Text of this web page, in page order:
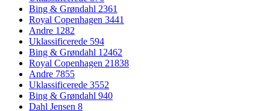
Bing & Grøndahl 2361
Royal Copenhagen 3441
Andre 1282
Uklassificerede 594
Bing & Grøndahl 12462
Royal Copenhagen 21838
Andre 7855
Uklassificerede 3552
Bing & Grøndahl 940
Dahl Jensen 8